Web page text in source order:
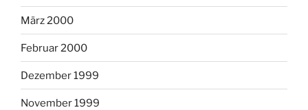
März 2000
Februar 2000
Dezember 1999
November 1999